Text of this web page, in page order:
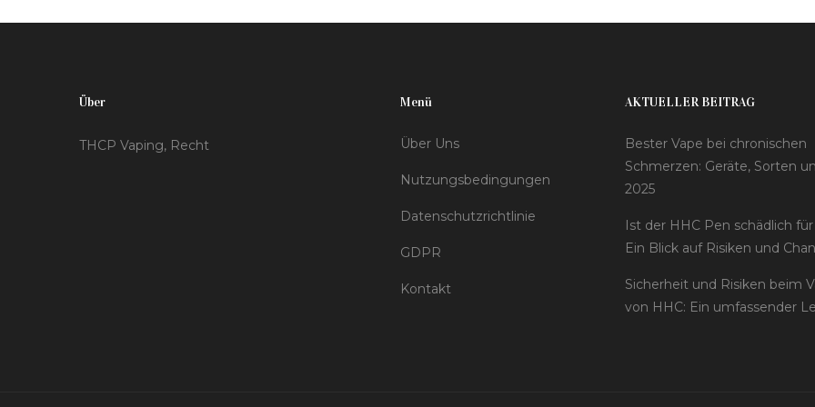
und bereiten Sie sich effektiv auf den Test vor.
praktische Tipps für all jene integriert, die sich in
Über
THCP Vaping, Recht
Menü
Über Uns
Nutzungsbedingungen
Datenschutzrichtlinie
GDPR
Kontakt
AKTUELLER BEITRAG
Bester Vape bei chronischen
Schmerzen: Geräte, Sorten
2025
Ist der HHC Pen schädlich für
Ein Blick auf Risiken und
Sicherheit und Risiken beim
von HHC: Ein umfassender